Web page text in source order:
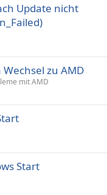
Update nicht
zu AMD
mit AMD
Start